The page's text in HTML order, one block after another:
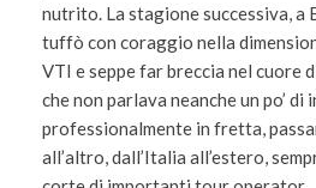
nutrito. La stagione successiva, a
tuffò con coraggio nella
VTI e seppe far breccia nel cuore
che non parlava neanche un po’ di
professionalmente in fretta,
all’altro, dall’Italia all’estero,